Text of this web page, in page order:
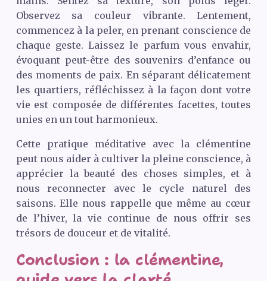
Observez sa couleur vibrante. Lentement,
commencez à la peler, en prenant conscience de
chaque geste. Laissez le parfum vous envahir,
évoquant peut-être des souvenirs d’enfance ou
des moments de paix. En séparant délicatement
les quartiers, réfléchissez à la façon dont votre
vie est composée de différentes facettes, toutes
unies en un tout harmonieux.
Cette pratique méditative avec la clémentine
peut nous aider à cultiver la pleine conscience, à
apprécier la beauté des choses simples, et à
nous reconnecter avec le cycle naturel des
saisons. Elle nous rappelle que même au cœur
de l’hiver, la vie continue de nous offrir ses
trésors de douceur et de vitalité.
Conclusion : la clémentine,